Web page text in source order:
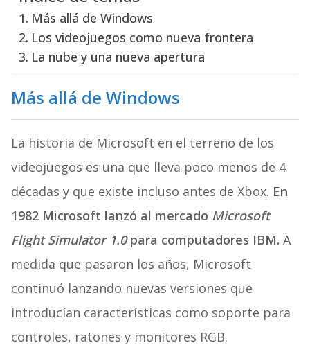
Más allá de Windows
Los videojuegos como nueva frontera
La nube y una nueva apertura
Más allá de Windows
La historia de Microsoft en el terreno de los
videojuegos es una que lleva poco menos de 4
décadas y que existe incluso antes de Xbox. En
1982 Microsoft lanzó al mercado Microsoft
Flight Simulator 1.0para computadores IBM. A
medida que pasaron los años, Microsoft
continuó lanzando nuevas versiones que
introducían características como soporte para
controles, ratones y monitores RGB.